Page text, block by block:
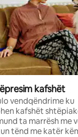
kafshët
vendqëndrime ku
kafshët
ta marrësh me
tënd me katër